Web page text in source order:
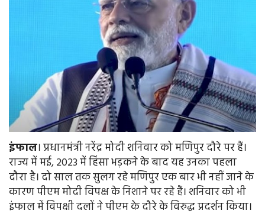
इंफाल। प्रधानमंत्री नरेंद्र मोदी शनिवार को मणिपुर दौरे पर हैं।
राज्य में मई, 2023 में हिंसा भड़कने के बाद यह उनका पहला
दौरा है। दो साल तक सुलग रहे मणिपुर एक बार भी नहीं जाने के
कारण पीएम मोदी विपक्ष के निशाने पर रहे हैं। शनिवार को भी
इंफाल में विपक्षी दलों ने पीएम के दौरे के विरुद्ध प्रदर्शन किया।